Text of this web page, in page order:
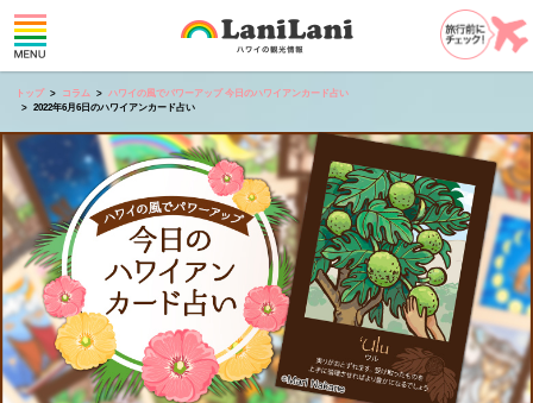
トップ コラム
ハワイの風でパワーアップ 今日のハワイアンカード占い
2022年6月6日のハワイアンカード占い